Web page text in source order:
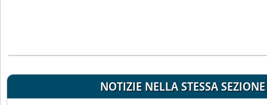
NOTIZIE NELLA STESSA SEZIONE